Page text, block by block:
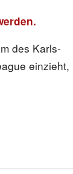
des Karls-
einzieht,